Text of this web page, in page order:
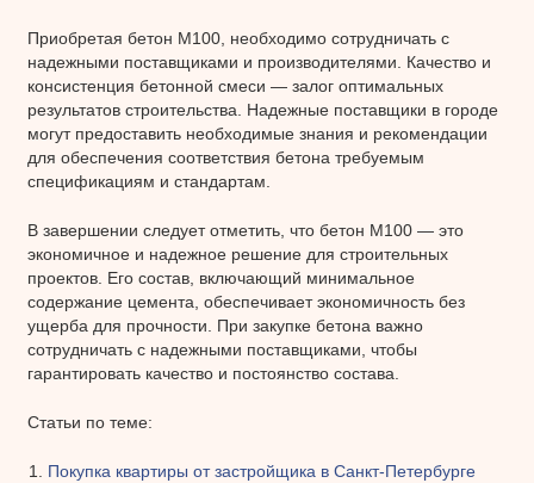
Приобретая бетон М100, необходимо сотрудничать с
надежными поставщиками и производителями. Качество и
консистенция бетонной смеси — залог оптимальных
результатов строительства. Надежные поставщики в городе
могут предоставить необходимые знания и рекомендации
для обеспечения соответствия бетона требуемым
спецификациям и стандартам.
В завершении следует отметить, что бетон М100 — это
экономичное и надежное решение для строительных
проектов. Его состав, включающий минимальное
содержание цемента, обеспечивает экономичность без
ущерба для прочности. При закупке бетона важно
сотрудничать с надежными поставщиками, чтобы
гарантировать качество и постоянство состава.
Статьи по теме:
Покупка квартиры от застройщика в Санкт-Петербурге